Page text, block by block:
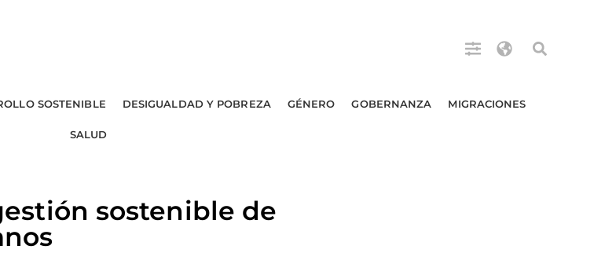
SOSTENIBLE DESIGUALDAD Y POBREZA GÉNERO GOBERNANZA MIGRACIONES
SALUD
sostenible de